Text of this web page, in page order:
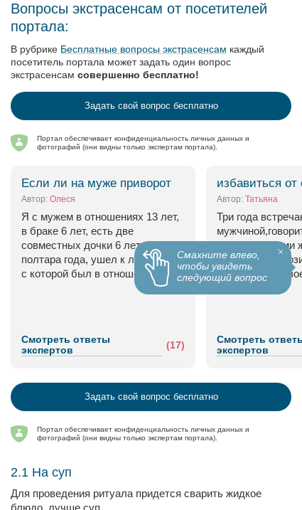
Вопросы экстрасенсам от посетителей
портала:
В рубрике Бесплатные вопросы экстрасенсам каждый
посетитель портала может задать один вопрос
экстрасенсам совершенно бесплатно!
Задать свой вопрос бесплатно
Портал обеспечивает конфиденциальность личных данных и
фотографий (они видны только экспертам портала).
Смахните влево,
чтобы увидеть
следующий вопрос
Если ли на муже приворот
Автор: Олеся
Я с мужем в отношениях 13 лет,
в браке 6 лет, есть две
совместных дочки 6 лет и
полтара года, ушел к любовнице
с которой был в отношениях...
Смотреть ответы
экспертов
(17)
избавиться от
Автор: Татьяна
Три года
ценит.неделями
вещи не
общается со
Смотреть ответы
экспертов
Задать свой вопрос бесплатно
Портал обеспечивает конфиденциальность личных данных и
фотографий (они видны только экспертам портала).
2.1 На суп
Для проведения ритуала придется сварить жидкое
блюдо, лучше суп.